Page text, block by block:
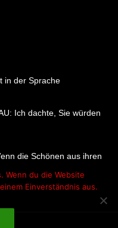
in der Sprache
Ich dachte, Sie würden
die Schönen aus ihren
Wenn du die Website
Einverständnis aus.